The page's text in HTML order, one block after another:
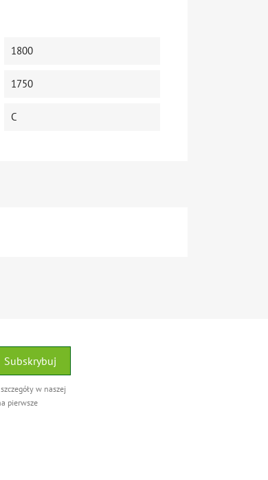
1800
1750
C
w naszej
pierwsze